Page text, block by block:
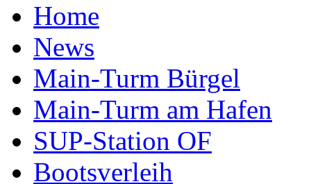
Home
News
Main-Turm Bürgel
Main-Turm am Hafen
SUP-Station OF
Bootsverleih